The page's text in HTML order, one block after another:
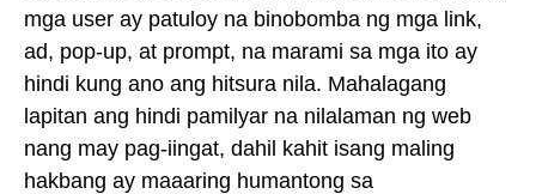
mga user ay patuloy na binobomba ng mga link,
ad, pop-up, at prompt, na marami sa mga ito ay
hindi kung ano ang hitsura nila. Mahalagang
lapitan ang hindi pamilyar na nilalaman ng web
nang may pag-iingat, dahil kahit isang maling
hakbang ay maaaring humantong sa